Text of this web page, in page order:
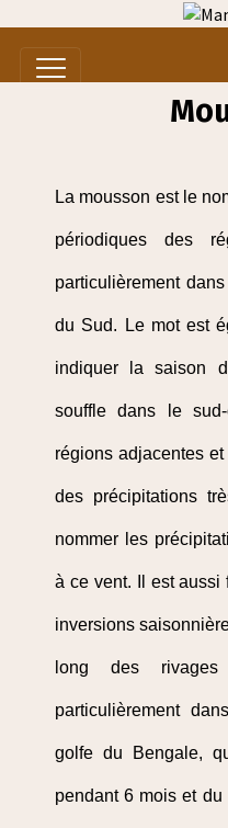
La mousson est le
périodiques des
particulièrement
du Sud. Le mot est
indiquer la saison
souffle dans le
régions adjacentes
des précipitations
nommer les
à ce vent. Il est aussi
inversions
long des
particulièrement
golfe du Bengale,
pendant 6 mois et du